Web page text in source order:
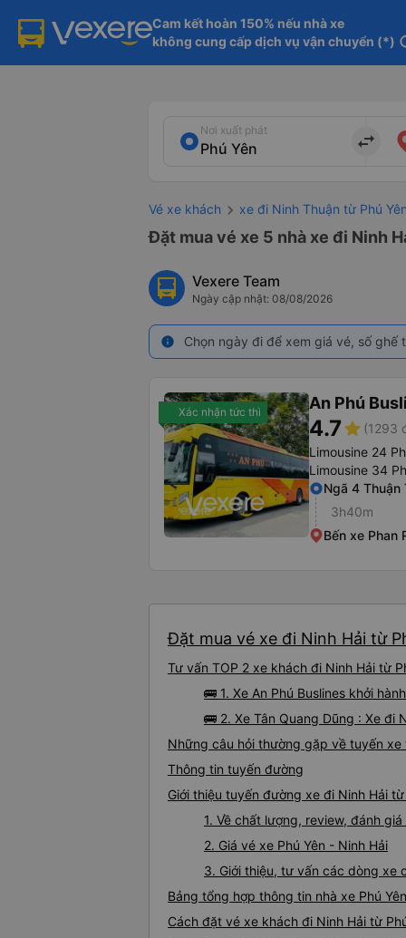
Cam kết hoàn 150% nếu nhà xe
không cung cấp dịch vụ vận chuyển (*)
Nơi xuất phát
import_export
Vé xe khách xe đi Ninh Thuận từ Phú Yên
Đặt mua vé xe 5 nhà xe đi Ninh
Vexere Team
Ngày cập nhật: 08/08/2026
info Chọn ngày đi để xem giá vé, số
Xác nhận tức thì An Phú
4.7star (1293
Limousine 24
Limousine 34
Ngã 4 Thuận
3h40m
Bến xe Phan
Đặt mua vé xe đi Ninh Hải từ
Tư vấn TOP 2 xe khách đi Ninh Hải từ
🚌 1. Xe An Phú Buslines khởi
🚌 2. Xe Tân Quang Dũng : Xe đi
Những câu hỏi thường gặp về tuyến xe
Thông tin tuyến đường
Giới thiệu tuyến đường xe đi Ninh Hải từ
1. Về chất lượng, review, đánh
2. Giá vé xe Phú Yên - Ninh Hải
3. Giới thiệu, tư vấn các dòng xe
Bảng tổng hợp thông tin nhà xe Phú
Cách đặt vé xe khách đi Ninh Hải từ